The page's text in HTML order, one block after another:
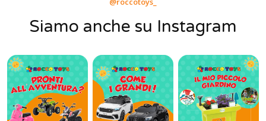
Siamo anche su Instagram